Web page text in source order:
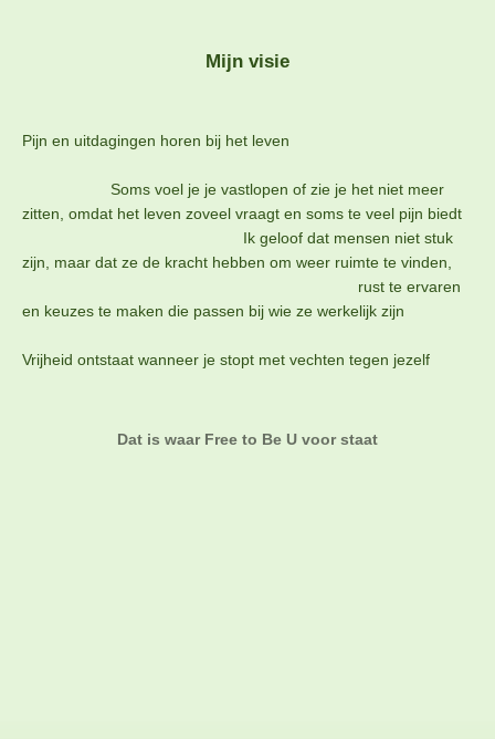
Mijn visie
Pijn en uitdagingen horen bij het leven
Soms voel je je vastlopen of zie je het niet meer
zitten, omdat het leven zoveel vraagt en soms te veel pijn biedt
Ik geloof dat mensen niet stuk
zijn, maar dat ze de kracht hebben om weer ruimte te vinden,
rust te ervaren
en keuzes te maken die passen bij wie ze werkelijk zijn
Vrijheid ontstaat wanneer je stopt met vechten tegen jezelf
Dat is waar Free to Be U voor staat